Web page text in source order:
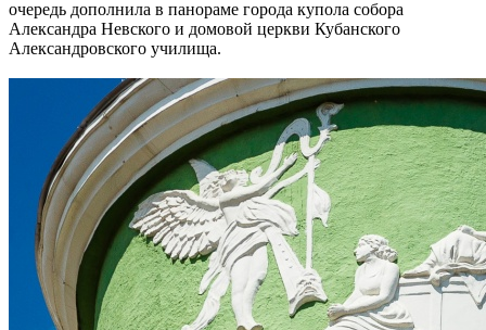
очередь дополнила в панораме города купола собора
Александра Невского и домовой церкви Кубанского
Александровского училища.